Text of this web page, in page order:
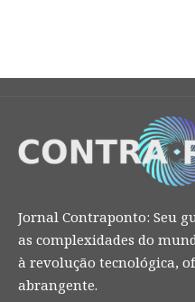
Jornal Contraponto: Seu
as complexidades do
à revolução tecnológica,
abrangente.